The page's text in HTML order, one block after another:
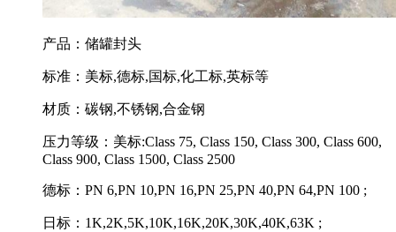
产品：储罐封头
标准：美标,德标,国标,化工标,英标等
材质：碳钢,不锈钢,合金钢
压力等级：美标:Class 75, Class 150, Class 300, Class 600,
Class 900, Class 1500, Class 2500
德标：PN 6,PN 10,PN 16,PN 25,PN 40,PN 64,PN 100 ;
日标：1K,2K,5K,10K,16K,20K,30K,40K,63K ;